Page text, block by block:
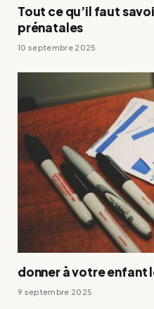
Tout ce qu’il faut
prénatales
10 septembre 2025
donner à votre enfant
9 septembre 2025